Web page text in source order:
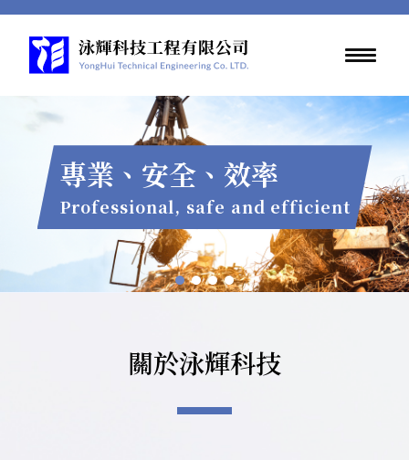
專業 、 安全、 效率
Professional, safe and efficient
關於泳輝科技